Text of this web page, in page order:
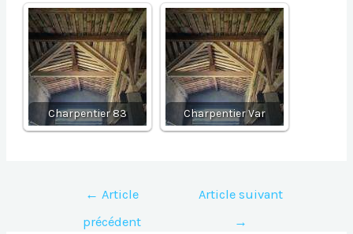
Charpentier 83 Charpentier Var
Navigation
l’article
← Article
précédent
Article suivant
→